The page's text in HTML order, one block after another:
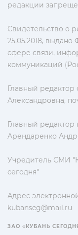
редакции
Свидетельство о
25.05.2018,
сфере связи,
коммуникаций
Главный
Александровна,
Главный редактор
Арендаренко
Учредитель СМИ
сегодня"
Адрес
kubanseg@mail.ru
ЗАО «КУБАНЬ